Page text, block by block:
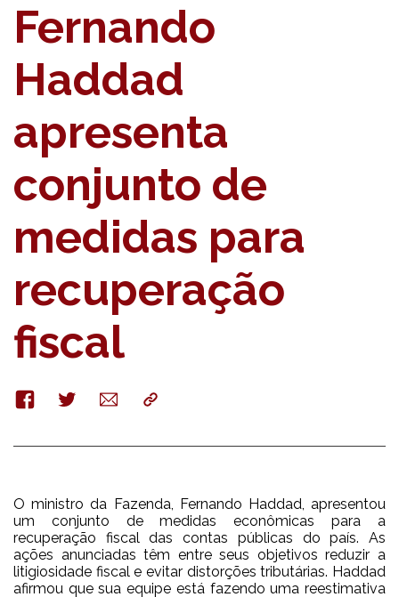
Fernando
Haddad
apresenta
conjunto de
medidas para
recuperação
fiscal
FacebookTwitterE-
mail
Copy
O ministro da Fazenda, Fernando Haddad, apresentou
um conjunto de medidas econômicas para a
recuperação fiscal das contas públicas do país. As
ações anunciadas têm entre seus objetivos reduzir a
litigiosidade fiscal e evitar distorções tributárias. Haddad
afirmou que sua equipe está fazendo uma reestimativa